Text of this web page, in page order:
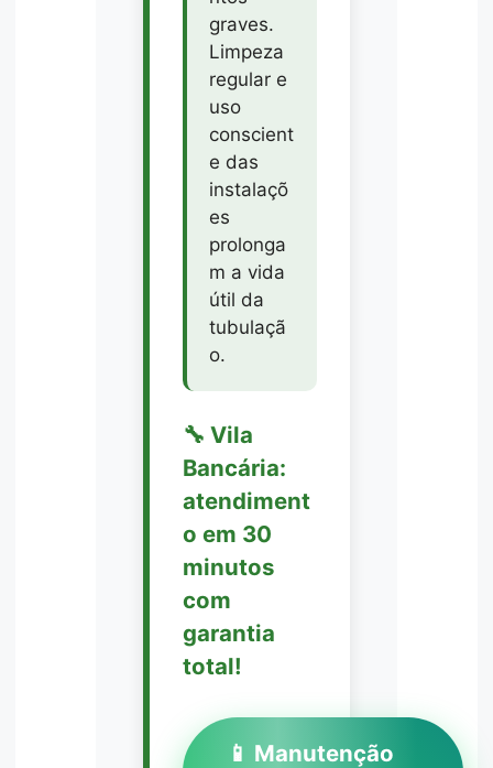
graves.
Limpeza
regular e
uso
conscient
e das
instalaçõ
es
prolonga
m a vida
útil da
tubulaçã
o.
🔧 Vila
Bancária:
atendiment
o em 30
minutos
com
garantia
total!
📱 Manutenção